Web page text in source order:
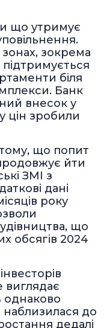
що утримує
зокрема
підтримується
біля
Банк
внесок у
цін зробили
що попит
йти
ЗМІ з
дані
року
що
обсягів 2024
виглядає
однаково
до
дедалі